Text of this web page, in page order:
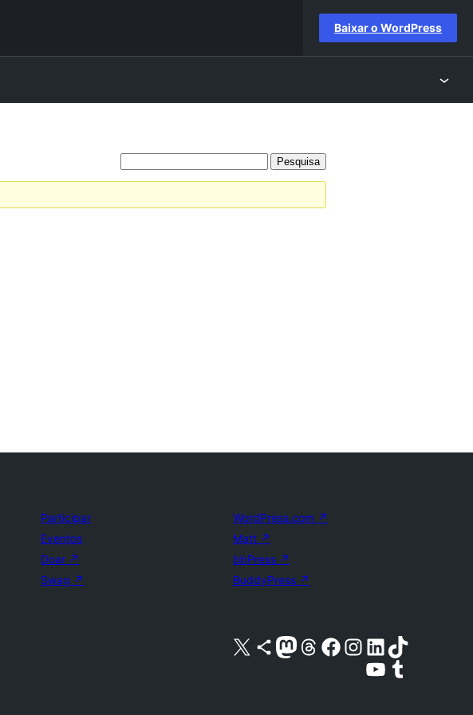
Baixar o WordPress
Participar
Eventos
Doar ↗
Swag ↗
WordPress.com ↗
Matt ↗
bbPress ↗
BuddyPress ↗
Acessar nossa conta do X (antigo Twitter)
Acessar nossa conta do Bluesky
Acessar nossa conta do Mastodon
Acessar nossa conta do Threads
Acessar nossa página do Facebook
Acessar nossa conta do Instagram
Acessar nossa conta do LinkedIn
Acessar nossa conta do TikTok
Acessar nosso canal do YouTube
Acessar nossa conta no Tumblr